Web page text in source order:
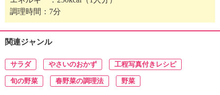
調理時間：7分
関連ジャンル
サラダ やさいのおかず 工程写真付きレシピ
旬の野菜 春野菜の調理法 野菜